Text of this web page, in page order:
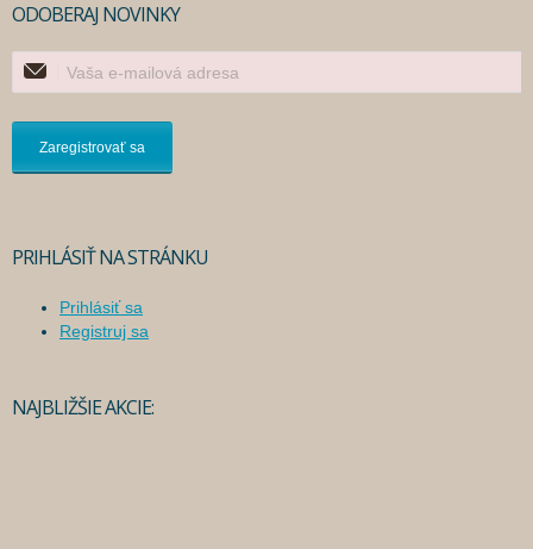
ODOBERAJ NOVINKY
PRIHLÁSIŤ NA STRÁNKU
Prihlásiť sa
Registruj sa
NAJBLIŽŠIE AKCIE: